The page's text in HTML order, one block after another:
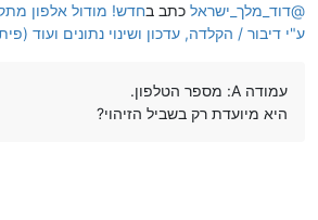
@דוד_מלך_ישראל כתב בחדש! מודול אלפון
ע"י דיבור / הקלדה, עדכון ושינוי נתונים ועוד
עמודה A: מספר הטלפון.
היא מיועדת רק בשביל הזיהוי?